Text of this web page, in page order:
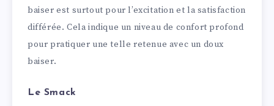
baiser est surtout pour l’excitation et la satisfaction
différée. Cela indique un niveau de confort profond
pour pratiquer une telle retenue avec un doux
baiser.
Le Smack